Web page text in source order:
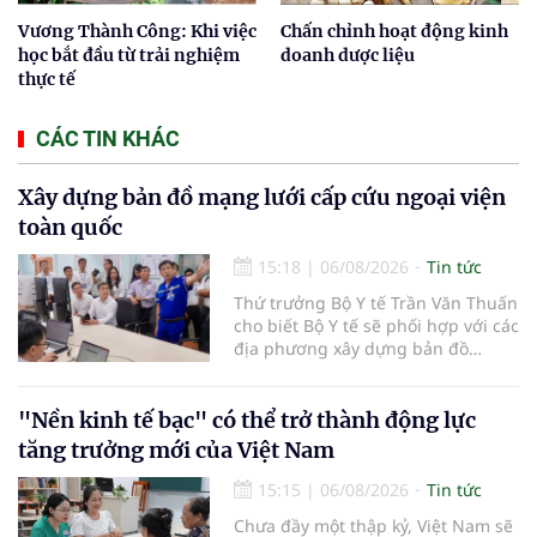
Vương Thành Công: Khi việc
học bắt đầu từ trải nghiệm
thực tế
Chấn chỉnh hoạt động kinh
doanh dược liệu
CÁC TIN KHÁC
Xây dựng bản đồ mạng lưới cấp cứu ngoại viện
toàn quốc
15:18 | 06/08/2026
Tin tức
Thứ trưởng Bộ Y tế Trần Văn Thuấn
cho biết Bộ Y tế sẽ phối hợp với các
địa phương xây dựng bản đồ
thiện cơ chế tài chính và đa dạng
hóa phương tiện nhằm nâng cao
năng lực cấp cứu trước viện trên
phạm vi cả nước.
"Nền kinh tế bạc" có thể trở thành động lực
tăng trưởng mới của Việt Nam
15:15 | 06/08/2026
Tin tức
Chưa đầy một thập kỷ, Việt Nam sẽ